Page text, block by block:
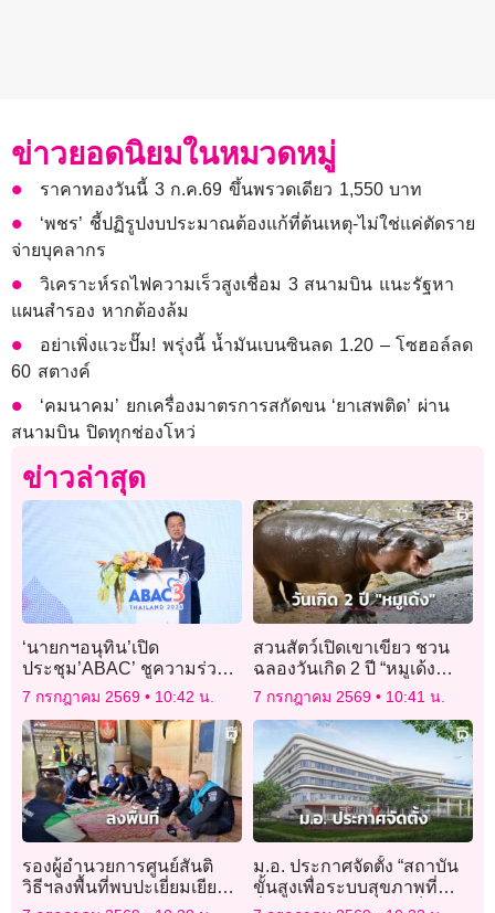
ข่าวยอดนิยมในหมวดหมู่
ราคาทองวันนี้ 3 ก.ค.69 ขึ้นพรวดเดียว 1,550 บาท
‘พชร’ ชี้ปฏิรูปงบประมาณต้องแก้ที่ต้นเหตุ-ไม่ใช่แค่ตัดราย
จ่ายบุคลากร
วิเคราะห์รถไฟความเร็วสูงเชื่อม 3 สนามบิน แนะรัฐหา
แผนสำรอง หากต้องล้ม
อย่าเพิ่งแวะปั๊ม! พรุ่งนี้ น้ำมันเบนซินลด 1.20 – โซฮอล์ลด
60 สตางค์
‘คมนาคม’ ยกเครื่องมาตรการสกัดขน ‘ยาเสพติด’ ผ่าน
สนามบิน ปิดทุกช่องโหว่
ข่าวล่าสุด
‘นายกฯอนุทิน’เปิด
ประชุม’ABAC’ ชูความร่วม
มือ’รัฐ-เอกชน’ สร้าง
เศรษฐกิจเอเชีย-แปซิฟิก ให้
เติบโตไปด้วยกัน
7 กรกฎาคม 2569 10:42 น.
สวนสัตว์เปิดเขาเขียว ชวน
ฉลองวันเกิด 2 ปี “หมูเด้ง
HAPPY เด้ง DAY” และเปิด
ตัว “Hippo Village”
7 กรกฎาคม 2569 10:41 น.
รองผู้อำนวยการศูนย์สันติ
วิธีฯลงพื้นที่พบปะเยี่ยมเยียน
ครอบครัวผู้เสียชีวิต
ม.อ. ประกาศจัดตั้ง “สถาบัน
ขั้นสูงเพื่อระบบสุขภาพที่
ยั่งยืน” ณ วิทยาเขตภูเก็ต มุ่ง